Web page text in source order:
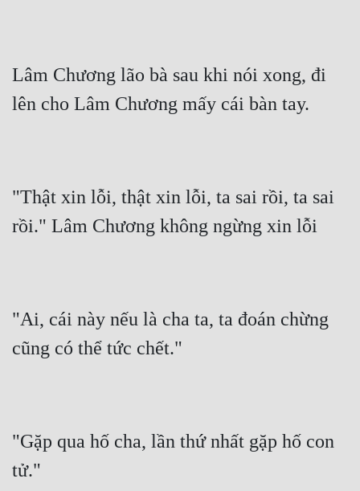
Lâm Chương lão bà sau khi nói xong, đi
lên cho Lâm Chương mấy cái bàn tay.
"Thật xin lỗi, thật xin lỗi, ta sai rồi, ta sai
rồi." Lâm Chương không ngừng xin lỗi
"Ai, cái này nếu là cha ta, ta đoán chừng
cũng có thể tức chết."
"Gặp qua hố cha, lần thứ nhất gặp hố con
tử."